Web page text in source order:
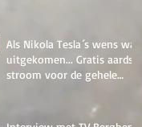
Als Nikola Tesla´s wens was
uitgekomen... Gratis aardse
stroom voor de gehele